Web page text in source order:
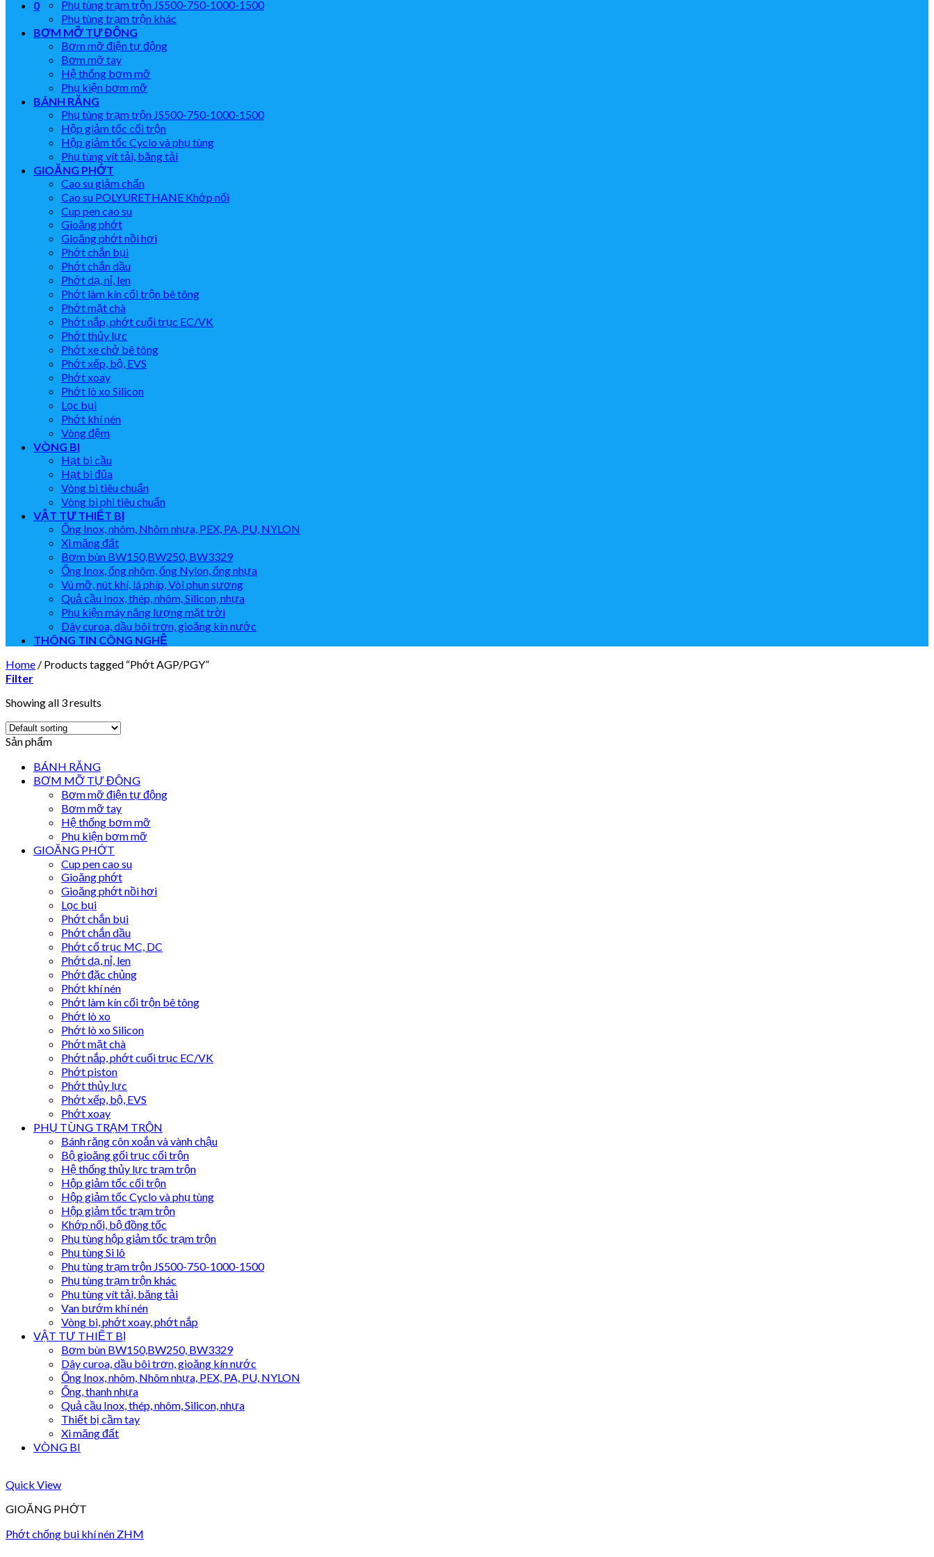
0
Phụ tùng trạm trộn JS500-750-1000-1500
Phụ tùng trạm trộn khác
BƠM MỠ TỰ ĐỘNG
Bơm mỡ điện tự động
Bơm mỡ tay
Hệ thống bơm mỡ
Phụ kiện bơm mỡ
BÁNH RĂNG
Phụ tùng trạm trộn JS500-750-1000-1500
Hộp giảm tốc cối trộn
Hộp giảm tốc Cyclo và phụ tùng
Phụ tùng vít tải, băng tải
GIOĂNG PHỚT
Cao su giảm chấn
Cao su POLYURETHANE Khớp nối
Cup pen cao su
Gioăng phớt
Gioăng phớt nồi hơi
Phớt chắn bụi
Phớt chắn dầu
Phớt dạ, nỉ, len
Phớt làm kín cối trộn bê tông
Phớt mặt chà
Phớt nắp, phớt cuối trục EC/VK
Phớt thủy lực
Phớt xe chở bê tông
Phớt xếp, bộ, EVS
Phớt xoay
Phớt lò xo Silicon
Lọc bụi
Phớt khí nén
Vòng đệm
VÒNG BI
Hạt bi cầu
Hạt bi đũa
Vòng bi tiêu chuẩn
Vòng bi phi tiêu chuẩn
VẬT TƯ THIẾT BỊ
Ống Inox, nhôm, Nhôm nhựa, PEX, PA, PU, NYLON
Xi măng đất
Bơm bùn BW150,BW250, BW3329
Ống Inox, ống nhôm, ống Nylon, ống nhựa
Vú mỡ, nút khí, lá phíp, Vòi phun sương
Quả cầu Inox, thép, nhôm, Silicon, nhựa
Phụ kiện máy năng lượng mặt trời
Dây curoa, dầu bôi trơn, gioăng kín nước
THÔNG TIN CÔNG NGHỆ
Home / Products tagged “Phớt AGP/PGY”
Filter
Showing all 3 results
Sản phẩm
BÁNH RĂNG
BƠM MỠ TỰ ĐỘNG
Bơm mỡ điện tự động
Bơm mỡ tay
Hệ thống bơm mỡ
Phụ kiện bơm mỡ
GIOĂNG PHỚT
Cup pen cao su
Gioăng phớt
Gioăng phớt nồi hơi
Lọc bụi
Phớt chắn bụi
Phớt chắn dầu
Phớt cổ trục MC, DC
Phớt dạ, nỉ, len
Phớt đặc chủng
Phớt khí nén
Phớt làm kín cối trộn bê tông
Phớt lò xo
Phớt lò xo Silicon
Phớt mặt chà
Phớt nắp, phớt cuối trục EC/VK
Phớt piston
Phớt thủy lực
Phớt xếp, bộ, EVS
Phớt xoay
PHỤ TÙNG TRẠM TRỘN
Bánh răng côn xoắn và vành chậu
Bộ gioăng gối trục cối trộn
Hệ thống thủy lực trạm trộn
Hộp giảm tốc cối trộn
Hộp giảm tốc Cyclo và phụ tùng
Hộp giảm tốc trạm trộn
Khớp nối, bộ đồng tốc
Phụ tùng hộp giảm tốc trạm trộn
Phụ tùng Si lô
Phụ tùng trạm trộn JS500-750-1000-1500
Phụ tùng trạm trộn khác
Phụ tùng vít tải, băng tải
Van bướm khí nén
Vòng bi, phớt xoay, phớt nắp
VẬT TƯ THIẾT BỊ
Bơm bùn BW150,BW250, BW3329
Dây curoa, dầu bôi trơn, gioăng kín nước
Ống Inox, nhôm, Nhôm nhựa, PEX, PA, PU, NYLON
Ống, thanh nhựa
Quả cầu Inox, thép, nhôm, Silicon, nhựa
Thiết bị cầm tay
Xi măng đất
VÒNG BI
Quick View
GIOĂNG PHỚT
Phớt chống bụi khí nén ZHM